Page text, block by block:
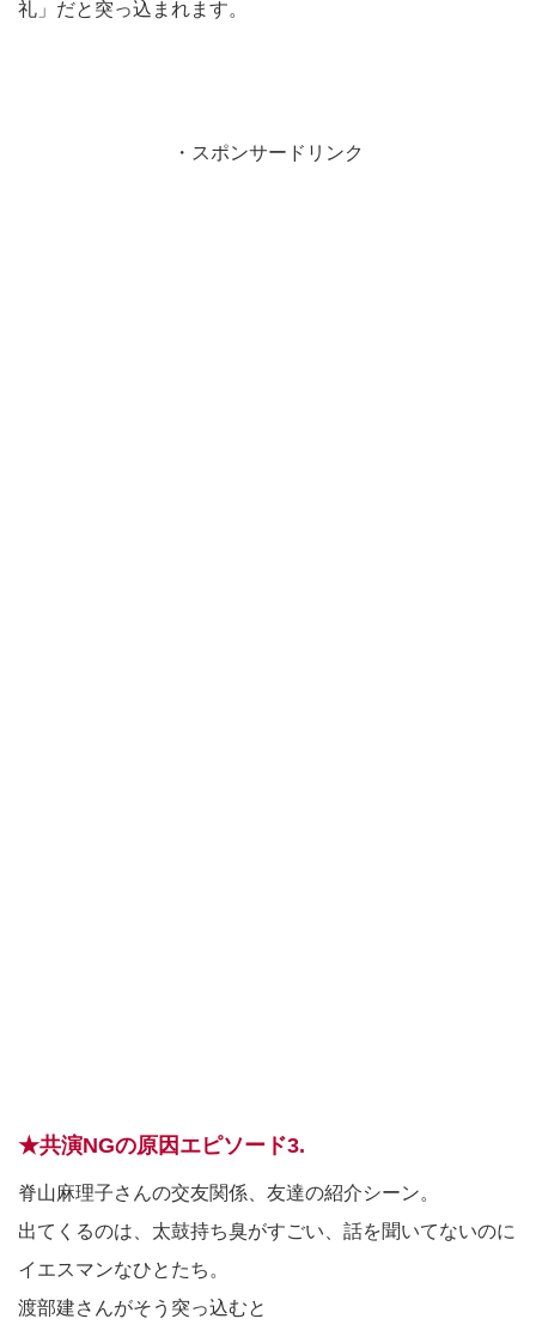
礼」だと突っ込まれます。
・スポンサードリンク
★共演NGの原因エピソード3.
脊山麻理子さんの交友関係、友達の紹介シーン。
出てくるのは、太鼓持ち臭がすごい、話を聞いてないのに
イエスマンなひとたち。
渡部建さんがそう突っ込むと